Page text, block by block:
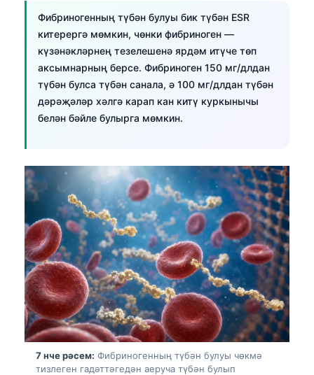
Фибриногенның түбән булуы бик түбән ESR
китерергә мөмкин, чөнки фибриноген —
күзәнәкләрнең тезелешенә ярдәм итүче төп
аксымнарның берсе. Фибриноген 150 мг/длдан
түбән булса түбән санала, ә 100 мг/длдан түбән
дәрәҗәләр хәлгә карап кан китү куркынычы
белән бәйле булырга мөмкин.
7 нче рәсем: Фибриногенның түбән булуы чөкмә
тизлеген гадәттәгедән аеруча түбән булып
Română
简体中文
فارسی
Български
Dansk
Nederlands
हिन्दी
Bahasa Indonesia
Հայերեն
Svenska
Bosanski
Azərbaycan dili
Eesti
日本語